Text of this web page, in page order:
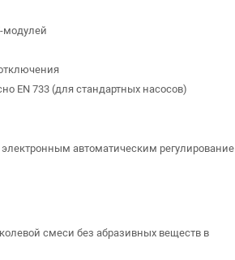
модулей
EN 733 (для стандартных насосов)
автоматическим
смеси без абразивных веществ в